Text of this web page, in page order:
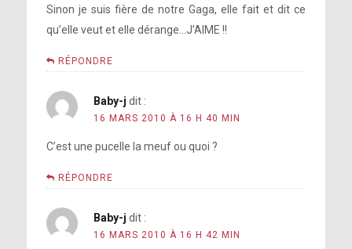
Sinon je suis fière de notre Gaga, elle fait et dit ce
qu’elle veut et elle dérange…J’AIME !!
RÉPONDRE
Baby-j dit :
16 MARS 2010 À 16 H 40 MIN
C’est une pucelle la meuf ou quoi ?
RÉPONDRE
Baby-j dit :
16 MARS 2010 À 16 H 42 MIN